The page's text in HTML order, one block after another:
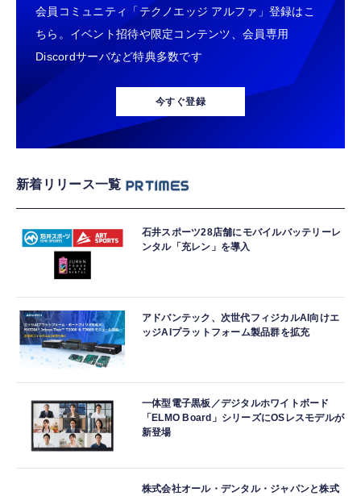
会員コミュニティ「テクノエッジ アルファ」登録はこ
ちら。イベント招待や限定コンテンツ、会員専用
Discordサーバなど特典多数です
今すぐ登録
新着リリース一覧
石井スポーツ28店舗にモバイルバッテリーレ
ンタル「充レン」を導入
アドバンテック、次世代フィジカルAI向けエ
ッジAIプラットフォーム製品群を拡充
一体型電子黒板／デジタルホワイトボード
「ELMO Board」シリーズにOSレスモデルが
新登場
株式会社オール・デンタル・ジャパンと株式